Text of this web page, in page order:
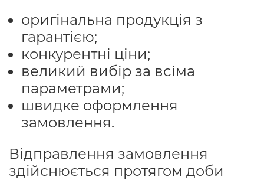
оригінальна продукція з
гарантією;
конкурентні ціни;
великий вибір за всіма
параметрами;
швидке оформлення
замовлення.
Відправлення замовлення
здійснюється протягом доби